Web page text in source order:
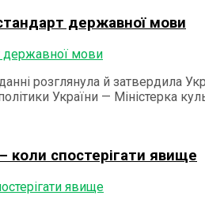
державної мови
розглянула й
політики України —
коли спостерігати явище